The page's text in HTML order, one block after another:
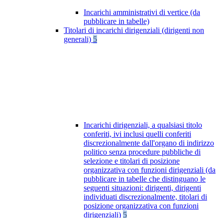
Incarichi amministrativi di vertice (da
pubblicare in tabelle)
Titolari di incarichi dirigenziali (dirigenti non
generali) 5
Incarichi dirigenziali, a qualsiasi titolo
conferiti, ivi inclusi quelli conferiti
discrezionalmente dall'organo di indirizzo
politico senza procedure pubbliche di
selezione e titolari di posizione
organizzativa con funzioni dirigenziali (da
pubblicare in tabelle che distinguano le
seguenti situazioni: dirigenti, dirigenti
individuati discrezionalmente, titolari di
posizione organizzativa con funzioni
dirigenziali) 5